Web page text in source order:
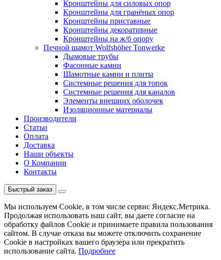
Кронштейны для силовых опор
Кронштейны для гранёных опор
Кронштейны приставные
Кронштейны декоративные
Кронштейны на ж/б опору
Печной шамот Wolfshöher Tonwerke
Дымовые трубы
Фасонные камни
Шамотные камни и плиты
Системные решения для топок
Системные решения для каналов
Элементы внешних оболочек
Изоляционные материалы
Производители
Статьи
Оплата
Доставка
Наши объекты
О Компании
Контакты
Быстрый заказ
Мы используем Cookie, в том числе сервис Яндекс.Метрика.
Продолжая использовать наш сайт, вы даете согласие на
обработку файлов Cookie и принимаете правила пользования
сайтом. В случае отказа вы можете отключить сохранение
Cookie в настройках вашего браузера или прекратить
использование сайта. Подробнее